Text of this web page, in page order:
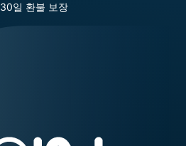
30일 환불 보장